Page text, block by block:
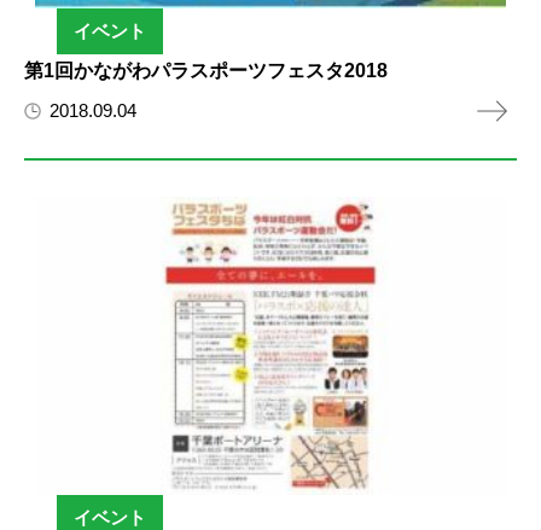
イベント
第1回かながわパラスポーツフェスタ2018
2018.09.04
イベント